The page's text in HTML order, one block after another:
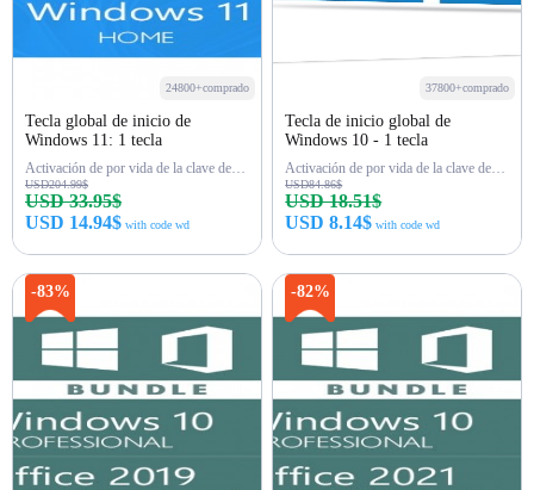
24800+comprado
Tecla global de inicio de
Windows 11: 1 tecla
Activación de por vida de la clave de inicio de Win 11
USD204.99$
USD 33.95$
USD 14.94$ with code wd
37800+comprado
Tecla de inicio global de
Windows 10 - 1 tecla
Activación de por vida de la clave de inicio de Win 10
USD84.86$
USD 18.51$
USD 8.14$ with code wd
-83% -82%